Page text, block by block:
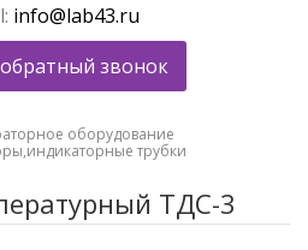
info@lab43.ru
звонок
оборудование
трубки
ТДС-3